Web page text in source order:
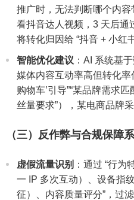
推广时，无法判断哪个内
看抖音达人视频，3 天后通
将转化归因给 “抖音 + 小红
智能优化建议 ：AI 系统基
媒体内容互动率高但转化率
购物车’引导”“某品牌需求
丝量要求”），某电商品牌
（三）反作弊与合规保障
虚假流量识别 ：通过 “行为
一 IP 多次互动）、设备指
征）、内容质量评分”，过